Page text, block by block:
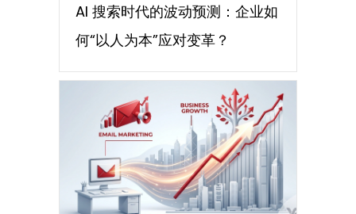
AI 搜索时代的波动预测：企业如
何“以人为本”应对变革？